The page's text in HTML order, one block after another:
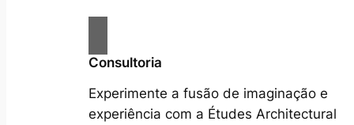
Consultoria
Experimente a fusão de imaginação e
experiência com a Études Architectural